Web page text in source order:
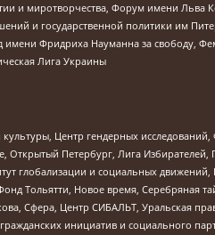
и миротворчества, Форум имени Льва
и государственной политики им
Фридриха Науманна за свободу,
Лига Украины
Центр гендерных
Петербург, Лига Избирателей,
глобализации и социальных
Новое время, Серебряная
Сфера, Центр СИБАЛЬТ, Уральская
инициатив и социального